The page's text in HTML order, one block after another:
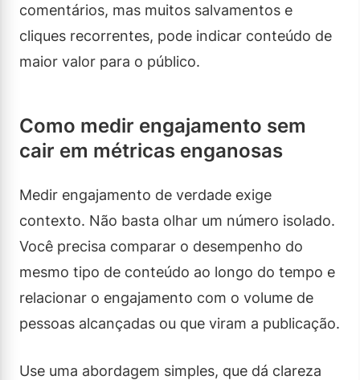
comentários, mas muitos salvamentos e
cliques recorrentes, pode indicar conteúdo de
maior valor para o público.
Como medir engajamento sem
cair em métricas enganosas
Medir engajamento de verdade exige
contexto. Não basta olhar um número isolado.
Você precisa comparar o desempenho do
mesmo tipo de conteúdo ao longo do tempo e
relacionar o engajamento com o volume de
pessoas alcançadas ou que viram a publicação.
Use uma abordagem simples, que dá clareza